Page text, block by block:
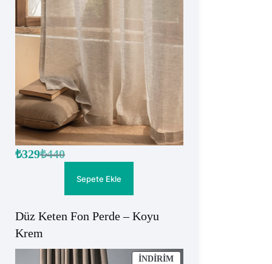
₺440
Orijinal
₺329Şu
Sepete Ekle
Düz Keten Fon Perde – Koyu
Krem
İNDIRIMİNDIRIMDEKI